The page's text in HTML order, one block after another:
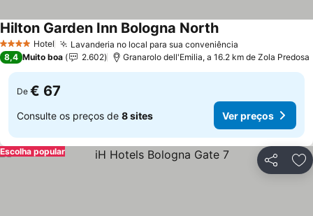
4 EstrelasHotel Lavanderia no local para sua conveniência
Hilton Garden Inn Bologna North
8,4 Muito boa 2.602 Granarolo dell'Emilia, a 16.2 km de Zola Predosa
De € 67
Consulte os preços de 8 sites Ver preços
Partilhar
Escolha popular